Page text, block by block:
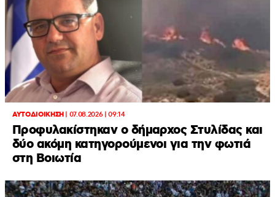
ΑΥΤΟΔΙΟΙΚΗΣΗ| 07.08.2026 | 09:14
Προφυλακίστηκαν ο δήμαρχος Στυλίδας και
δύο ακόμη κατηγορούμενοι για την φωτιά
στη Βοιωτία